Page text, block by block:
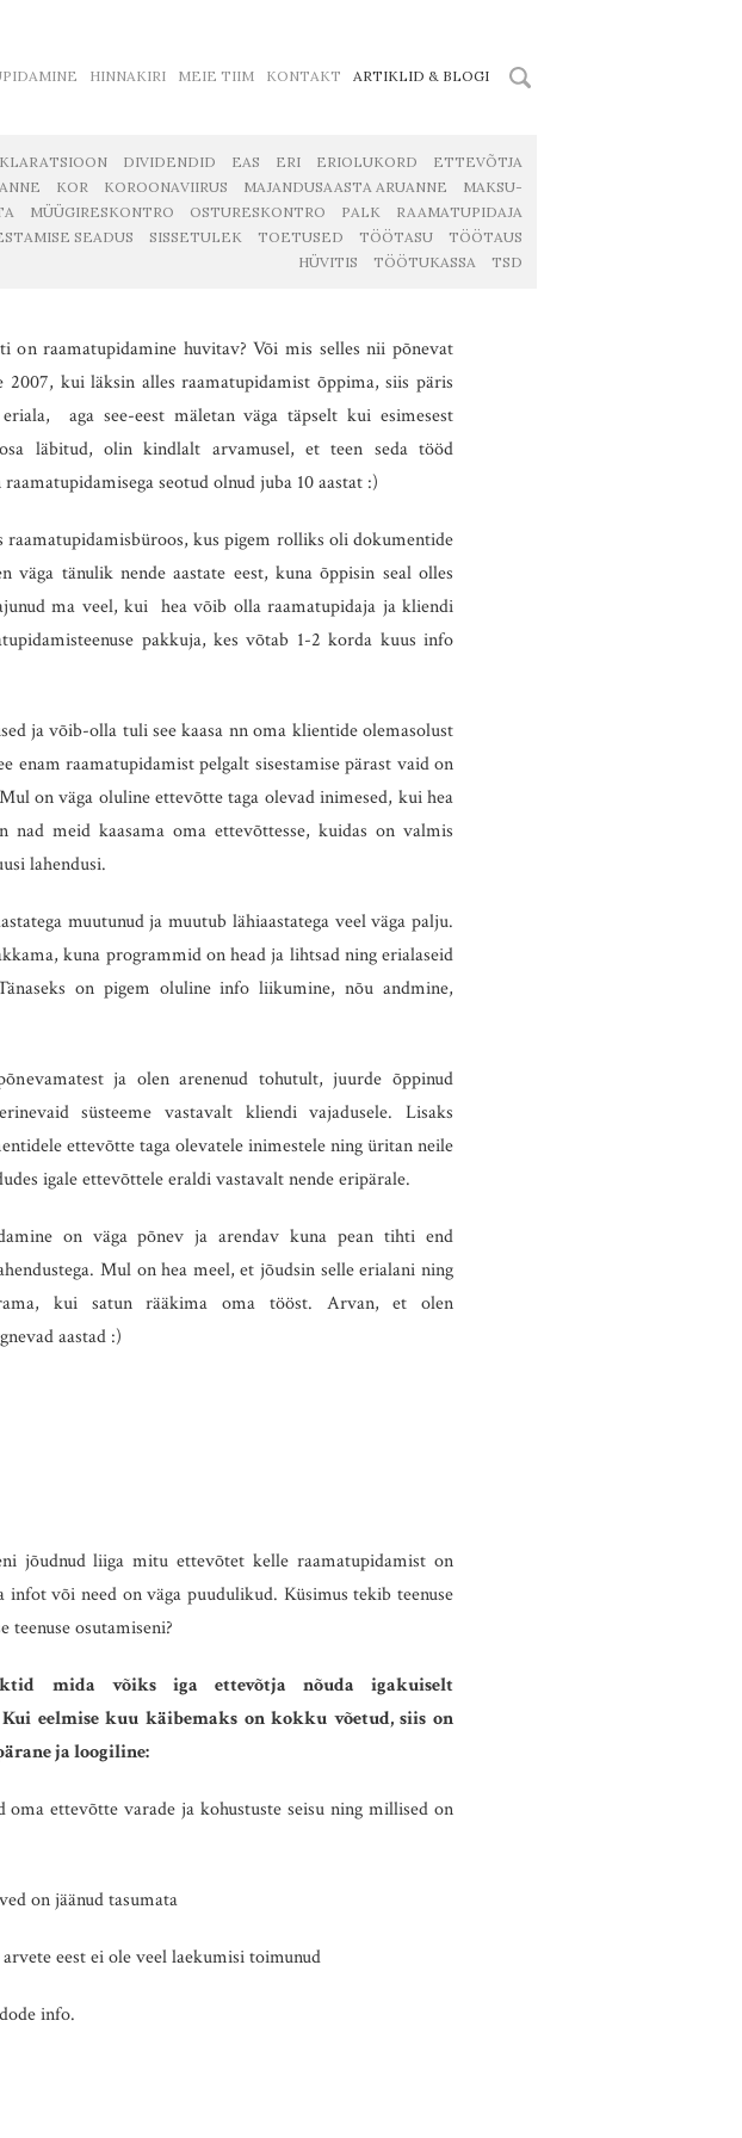
HINNAKIRI MEIE TIIM KONTAKT ARTIKLID & BLOGI
DIVIDENDID EAS ERI ERIOLUKORD
ETTEVÕTJA
KOR KOROONAVIIRUS MAJANDUSAASTA ARUANNE
MAKSU-
MÜÜGIRESKONTRO OSTURESKONTRO PALK
RAAMATUPIDAJA
SEADUS SISSETULEK TOETUSED TÖÖTASU
TÖÖTAUS
HÜVITIS
TÖÖTUKASSA TSD
on raamatupidamine huvitav? Või mis selles nii põnevat
2007, kui läksin alles raamatupidamist õppima, siis päris
aga see-eest mäletan väga täpselt kui esimesest
läbitud, olin kindlalt arvamusel, et teen seda tööd
seotud olnud juba 10 aastat :)
raamatupidamisbüroos, kus pigem rolliks oli dokumentide
väga tänulik nende aastate eest, kuna õppisin seal olles
ma veel, kui hea võib olla raamatupidaja ja kliendi
pakkuja, kes võtab 1-2 korda kuus info
ja võib-olla tuli see kaasa nn oma klientide olemasolust
enam raamatupidamist pelgalt sisestamise pärast vaid on
on väga oluline ettevõtte taga olevad inimesed, kui hea
nad meid kaasama oma ettevõttesse, kuidas on valmis
lahendusi.
muutunud ja muutub lähiaastatega veel väga palju.
kuna programmid on head ja lihtsad ning erialaseid
on pigem oluline info liikumine, nõu andmine,
ja olen arenenud tohutult, juurde õppinud
süsteeme vastavalt kliendi vajadusele. Lisaks
ettevõtte taga olevatele inimestele ning üritan neile
igale ettevõttele eraldi vastavalt nende eripärale.
on väga põnev ja arendav kuna pean tihti end
Mul on hea meel, et jõudsin selle erialani ning
kui satun rääkima oma tööst. Arvan, et olen
aastad :)
jõudnud liiga mitu ettevõtet kelle raamatupidamist on
infot või need on väga puudulikud. Küsimus tekib teenuse
teenuse osutamiseni?
mida võiks iga ettevõtja nõuda igakuiselt
eelmise kuu käibemaks on kokku võetud, siis on
ja loogiline:
ettevõtte varade ja kohustuste seisu ning millised on
on jäänud tasumata
eest ei ole veel laekumisi toimunud
info.